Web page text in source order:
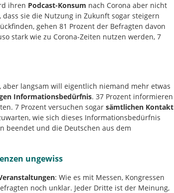
ihren Podcast-Konsum nach Corona aber nicht
sie die Nutzung in Zukunft sogar steigern
gehen 81 Prozent der Befragten davon
stark wie zu Corona-Zeiten nutzen werden, 7
langsam will eigentlich niemand mehr etwas
Informationsbedürfnis. 37 Prozent informieren
7 Prozent versuchen sogar sämtlichen Kontakt
wie sich dieses Informationsbedürfnis
beendet und die Deutschen aus dem
ungewiss
: Wie es mit Messen, Kongressen
noch unklar. Jeder Dritte ist der Meinung,